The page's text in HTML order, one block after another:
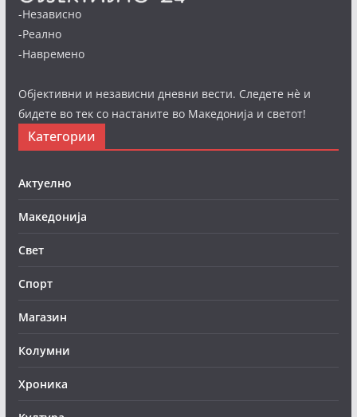
-Независно
-Реално
-Навремено
Објективни и независни дневни вести. Следете нè и
бидете во тек со настаните во Македонија и светот!
Категории
Актуелно
Македонија
Свет
Спорт
Магазин
Колумни
Хроника